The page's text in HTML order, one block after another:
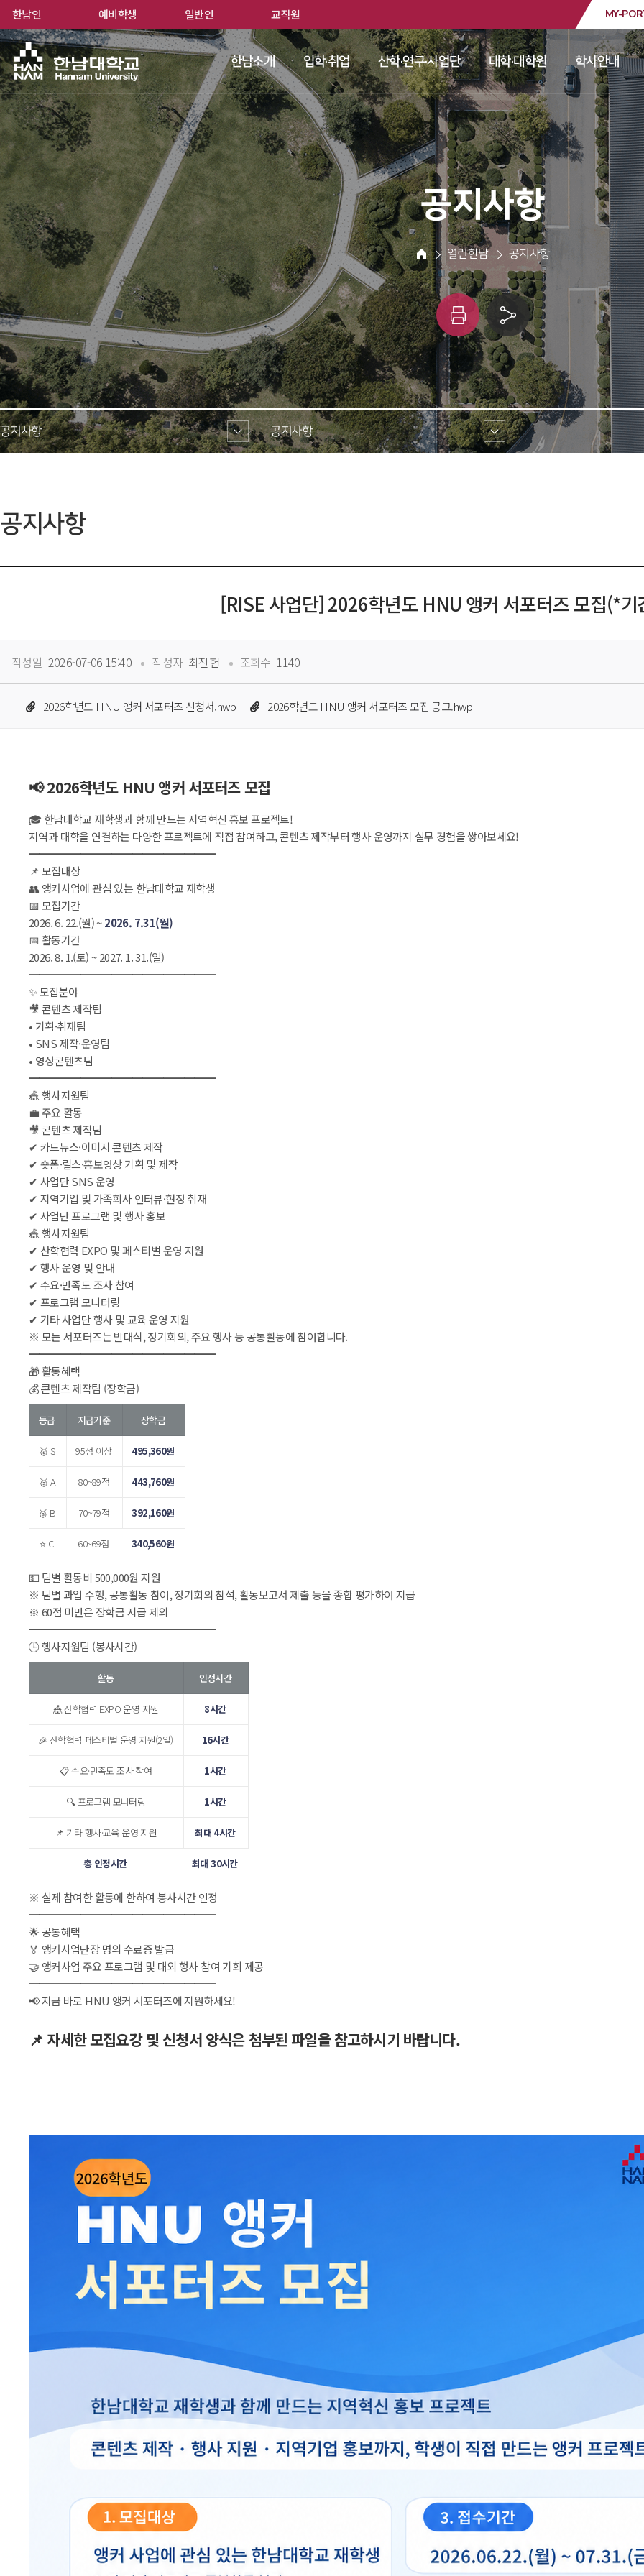
한남대학교
MY-
한남소개 입학·취업 산학·연구·사업단 대학·대학원 학사안내
공지사항
HOME
열린한남 공지사항
쇄
링
크
공유
공지사항 공지사항
공지사항
[RISE 사업단] 2026학년도 HNU 앵커 서포터즈 모집(*
작성일 2026-07-06 15:40 작성자 최진헌 조회수 1140
2026학년도 HNU 앵커 서포터즈 신청서.hwp 2026학년도 HNU 앵커 서포터즈 모집 공고.hwp
📢 2026학년도 HNU 앵커 서포터즈 모집
🎓 한남대학교 재학생과 함께 만드는 지역혁신 홍보 프로젝트!
지역과 대학을 연결하는 다양한 프로젝트에 직접 참여하고, 콘텐츠 제작부터 행사 운영까지 실무 경험을 쌓아보세요!
━━━━━━━━━━━━━━━━━━
📌 모집대상
👥 앵커사업에 관심 있는 한남대학교 재학생
📅 모집기간
2026. 6. 22.(월) ~ 2026. 7.31(월)
📅 활동기간
2026. 8. 1.(토) ~ 2027. 1. 31.(일)
━━━━━━━━━━━━━━━━━━
✨ 모집분야
🎥 콘텐츠 제작팀
• 기획·취재팀
• SNS 제작·운영팀
• 영상콘텐츠팀
━━━━━━━━━━━━━━━━━━
🎪 행사지원팀
💼 주요 활동
🎥 콘텐츠 제작팀
✔ 카드뉴스·이미지 콘텐츠 제작
✔ 숏폼·릴스·홍보영상 기획 및 제작
✔ 사업단 SNS 운영
✔ 지역기업 및 가족회사 인터뷰·현장 취재
✔ 사업단 프로그램 및 행사 홍보
🎪 행사지원팀
✔ 산학협력 EXPO 및 페스티벌 운영 지원
✔ 행사 운영 및 안내
✔ 수요·만족도 조사 참여
✔ 프로그램 모니터링
✔ 기타 사업단 행사 및 교육 운영 지원
※ 모든 서포터즈는 발대식, 정기회의, 주요 행사 등 공통활동에 참여합니다.
━━━━━━━━━━━━━━━━━━
🎁 활동혜택
💰 콘텐츠 제작팀 (장학금)
등급 지급기준 장학금
🥇 S 95점 이상 495,360원
🥈 A 80~89점 443,760원
🥉 B 70~79점 392,160원
⭐ C 60~69점 340,560원
💵 팀별 활동비 500,000원 지원
※ 팀별 과업 수행, 공통활동 참여, 정기회의 참석, 활동보고서 제출 등을 종합 평가하여 지급
※ 60점 미만은 장학금 지급 제외
━━━━━━━━━━━━━━━━━━
🕒 행사지원팀 (봉사시간)
활동 인정시간
🎪 산학협력 EXPO 운영 지원 8시간
🎉 산학협력 페스티벌 운영 지원(2일) 16시간
📋 수요·만족도 조사 참여 1시간
🔍 프로그램 모니터링 1시간
📌 기타 행사·교육 운영 지원 최대 4시간
총 인정시간 최대 30시간
※ 실제 참여한 활동에 한하여 봉사시간 인정
━━━━━━━━━━━━━━━━━━
🌟 공통혜택
🏅 앵커사업단장 명의 수료증 발급
🤝 앵커사업 주요 프로그램 및 대외 행사 참여 기회 제공
━━━━━━━━━━━━━━━━━━
📢 지금 바로 HNU 앵커 서포터즈에 지원하세요!
📌 자세한 모집요강 및 신청서 양식은 첨부된 파일을 참고하시기 바랍니다.
한남인 예비학생 일반인 교직원